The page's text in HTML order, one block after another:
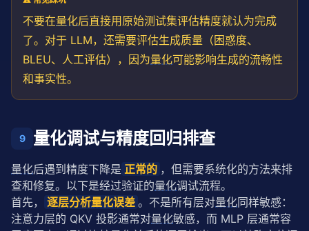
不要在量化后直接用原始测试集评估精度就认为完成
了。对于 LLM，还需要评估生成质量（困惑度、
BLEU、人工评估），因为量化可能影响生成的流畅性
和事实性。
9 量化调试与精度回归排查
量化后遇到精度下降是 正常的 ，但需要系统化的方法来排
查和修复。以下是经过验证的量化调试流程。
首先，
逐层分析量化误差 。不是所有层对量化同样敏感：
注意力层的 QKV 投影通常对量化敏感，而 MLP 层通常容